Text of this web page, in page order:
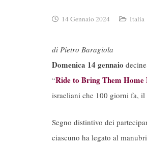
14 Gennaio 2024 Italia
di Pietro Baragiola
Domenica 14 gennaio
“Ride to Bring Them Home
israeliani che 100 giorni fa, il
Segno distintivo dei
ciascuno ha legato al